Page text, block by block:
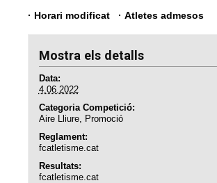
· Horari modificat · Atletes admesos
Mostra els detalls
Data:
4.06.2022
Categoria Competició:
Aire Lliure, Promoció
Reglament:
fcatletisme.cat
Resultats:
fcatletisme.cat